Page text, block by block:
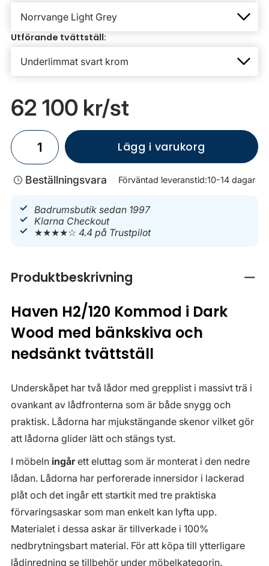
Utförande tvättställ:
62 100 kr/st
Lägg i varukorg
Beställningsvara Förväntad leveranstid:10-14 dagar
Badrumsbutik sedan 1997
Klarna Checkout
★★★★☆4.4 på Trustpilot
Produktbeskrivning
Haven H2/120 Kommod i Dark
Wood med bänkskiva och
nedsänkt tvättställ
Underskåpet har två lådor med grepplist i massivt trä i
ovankant av lådfronterna som är både snygg och
praktisk. Lådorna har mjukstängande skenor vilket gör
att lådorna glider lätt och stängs tyst.
I möbeln ingårett eluttag som är monterat i den nedre
lådan. Lådorna har perforerade innersidor i lackerad
plåt och det ingår ett startkit med tre praktiska
förvaringsaskar som man enkelt kan lyfta upp.
Materialet i dessa askar är tillverkade i 100%
nedbrytningsbart material. För att köpa till ytterligare
lådinredning se tillbehör under möbelkategorin.